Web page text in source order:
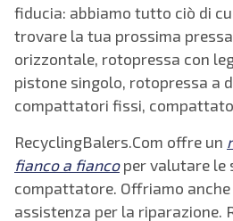
fiducia: abbiamo tutto ciò di
trovare la tua prossima
orizzontale, rotopressa con
pistone singolo, rotopressa a
compattatori fissi,
RecyclingBalers.Com offre un
fianco a fiancoper valutare le
compattatore. Offriamo
assistenza per la riparazione.